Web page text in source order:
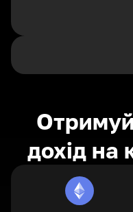
дохід на